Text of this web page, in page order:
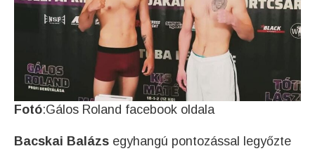
Fotó:Gálos Roland facebook oldala
Bacskai Balázs egyhangú pontozással legyőzte